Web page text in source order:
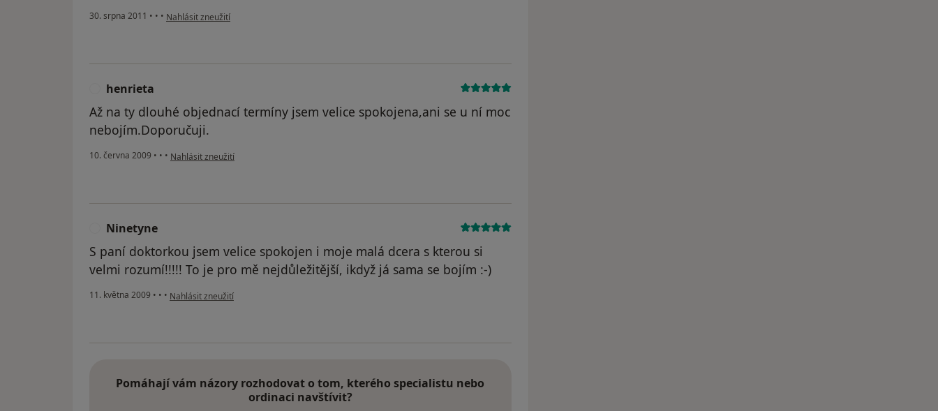
30. srpna 2011 • • • podle názoru uživatele Pacient
Nahlásit zneužití
henrieta
Až na ty dlouhé objednací termíny jsem velice spokojena,ani se u ní moc
nebojím.Doporučuji.
10. června 2009 • • • podle názoru uživatele henrieta
Nahlásit zneužití
Ninetyne
S paní doktorkou jsem velice spokojen i moje malá dcera s kterou si
velmi rozumí!!!!! To je pro mě nejdůležitější, ikdyž já sama se bojím :-)
11. května 2009 • • • podle názoru uživatele Ninetyne
Nahlásit zneužití
Pomáhají vám názory rozhodovat o tom, kterého specialistu nebo
ordinaci navštívit?